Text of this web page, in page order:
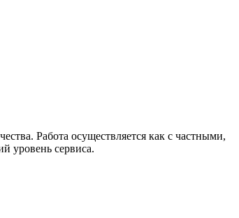
Работа осуществляется как с частными,
уровень сервиса.